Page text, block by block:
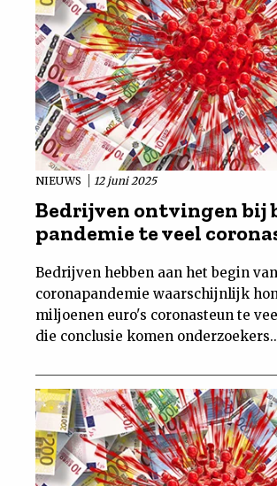
NIEUWS 12 juni 2025
Bedrijven ontvingen bij
pandemie te veel
Bedrijven hebben aan het begin
coronapandemie waarschijnlijk
miljoenen euro's coronasteun te
die conclusie komen